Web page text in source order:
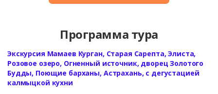
Программа тура
Экскурсия Мамаев Курган, Старая Сарепта, Элиста,
Розовое озеро, Огненный источник, дворец Золотого
Будды, Поющие барханы, Астрахань, с дегустацией
калмыцкой кухни